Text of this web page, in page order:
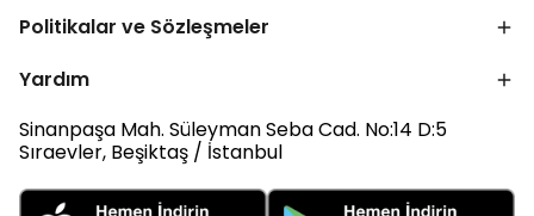
Politikalar ve Sözleşmeler
Yardım
Sinanpaşa Mah. Süleyman Seba Cad. No:14 D:5
Sıraevler, Beşiktaş / İstanbul